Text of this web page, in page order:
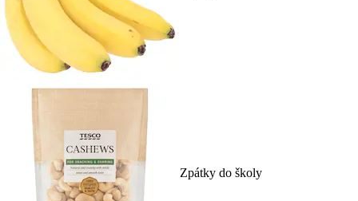
Zpátky do školy